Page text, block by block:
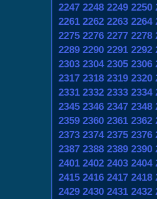
2247 2248 2249 2250
2261 2262 2263 2264
2275 2276 2277 2278
2289 2290 2291 2292
2303 2304 2305 2306
2317 2318 2319 2320
2331 2332 2333 2334
2345 2346 2347 2348
2359 2360 2361 2362
2373 2374 2375 2376
2387 2388 2389 2390
2401 2402 2403 2404
2415 2416 2417 2418
2429 2430 2431 2432